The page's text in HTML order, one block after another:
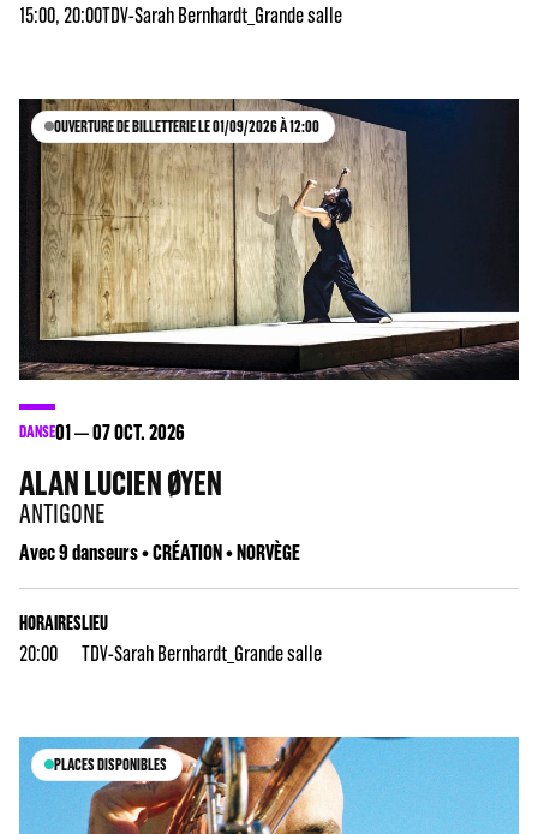
15:00, 20:00TDV-Sarah Bernhardt_Grande salle
OUVERTURE DE BILLETTERIE LE 01/09/2026 À 12:00
DANSE01 07OCT. 2026
ALAN LUCIEN ØYEN
ANTIGONE
Avec 9 danseurs • CRÉATION • NORVÈGE
HORAIRES
20:00
LIEU
TDV-Sarah Bernhardt_Grande salle
PLACES DISPONIBLES